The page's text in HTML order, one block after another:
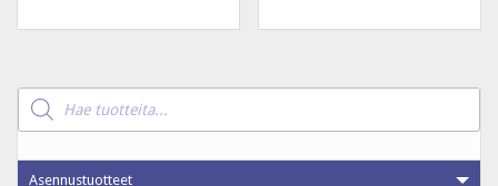
Products
search
Asennustuotteet